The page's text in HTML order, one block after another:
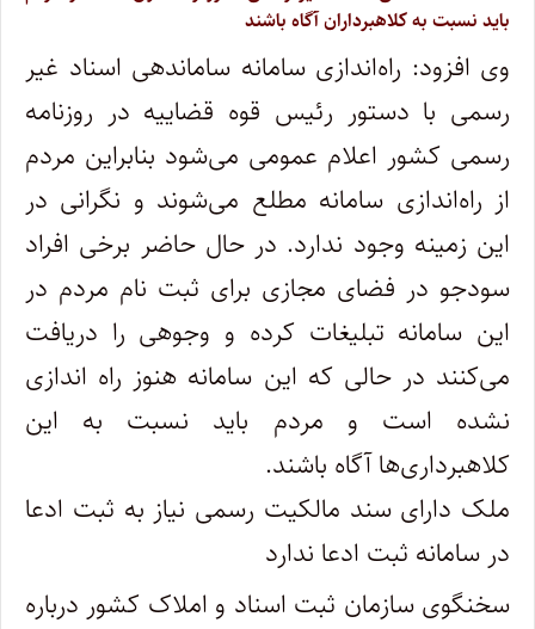
باید نسبت به کلاهبرداران آگاه باشند
وی افزود: راه‌اندازی سامانه ساماندهی اسناد غیر
رسمی با دستور رئیس قوه قضاییه در روزنامه
رسمی کشور اعلام عمومی می‌شود بنابراین مردم
از راه‌اندازی سامانه مطلع می‌شوند و نگرانی در
این زمینه وجود ندارد. در حال حاضر برخی افراد
سودجو در فضای مجازی برای ثبت نام مردم در
این سامانه تبلیغات کرده و وجوهی را دریافت
می‌کنند در حالی که این سامانه هنوز راه اندازی
نشده است و مردم باید نسبت به این
کلاهبرداری‌ها آگاه باشند.
ملک دارای سند مالکیت رسمی نیاز به ثبت ادعا
در سامانه ثبت ادعا ندارد
سخنگوی سازمان ثبت اسناد و املاک کشور درباره